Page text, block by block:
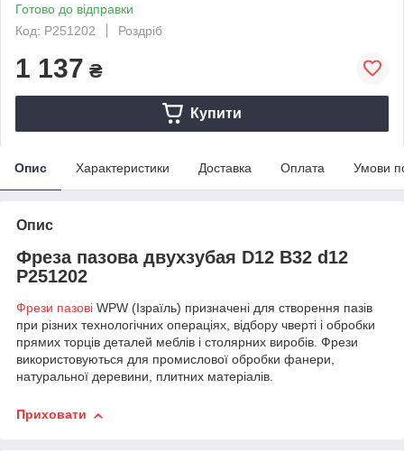
Готово до відправки
Код: P251202
Роздріб
1 137 ₴
Купити
Опис Характеристики Доставка Оплата Умови
Опис
Фреза пазова двухзубая D12 B32 d12
P251202
Фрези пазові WPW (Ізраїль) призначені для створення пазів
при різних технологічних операціях, відбору чверті і обробки
прямих торців деталей меблів і столярних виробів. Фрези
використовуються для промислової обробки фанери,
натуральної деревини, плитних матеріалів.
Приховати